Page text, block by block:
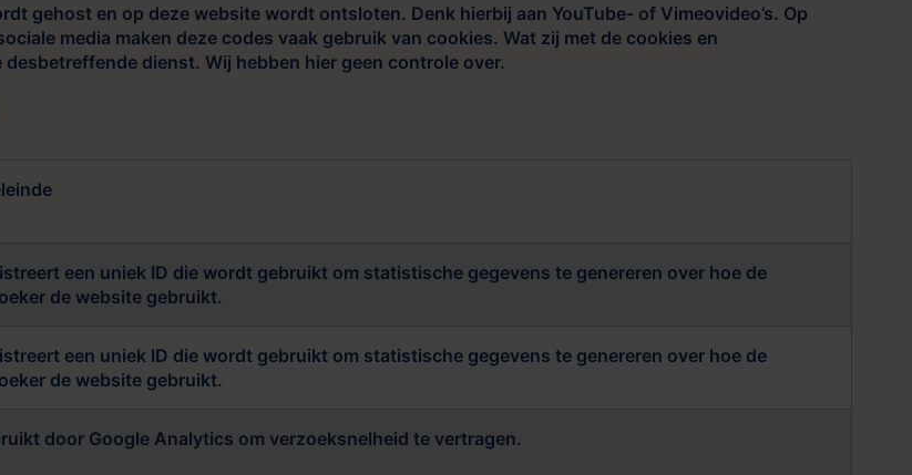
gehost en op deze website wordt ontsloten. Denk hierbij aan YouTube- of Vimeovideo’s. Op
media maken deze codes vaak gebruik van cookies. Wat zij met de cookies en
dienst. Wij hebben hier geen controle over.
een uniek ID die wordt gebruikt om statistische gegevens te genereren over hoe de
de website gebruikt.
een uniek ID die wordt gebruikt om statistische gegevens te genereren over hoe de
de website gebruikt.
door Google Analytics om verzoeksnelheid te vertragen.